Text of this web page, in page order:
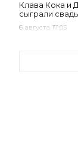
Клава Кока и
сыграли
6 августа 17:05